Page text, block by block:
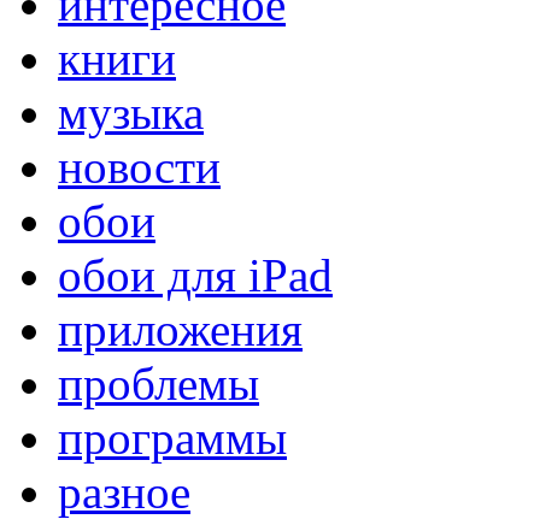
книги
музыка
новости
обои
обои для iPad
приложения
проблемы
программы
разное